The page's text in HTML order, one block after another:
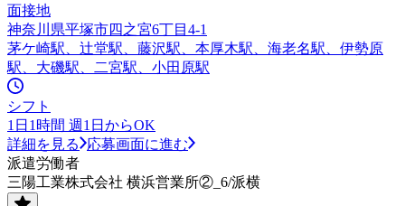
面接地
神奈川県平塚市四之宮6丁目4-1
茅ケ崎駅、辻堂駅、藤沢駅、本厚木駅、海老名駅、伊勢原
駅、大磯駅、二宮駅、小田原駅
シフト
1日1時間 週1日からOK
詳細を見る
応募画面に進む
派遣労働者
三陽工業株式会社 横浜営業所②_6/派横